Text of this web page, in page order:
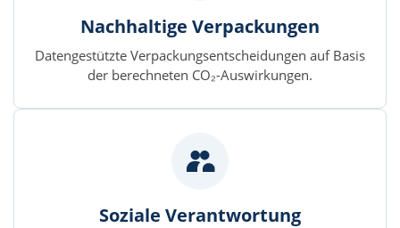
Nachhaltige Verpackungen
Datengestützte Verpackungsentscheidungen auf Basis
der berechneten CO₂-Auswirkungen.
Soziale Verantwortung